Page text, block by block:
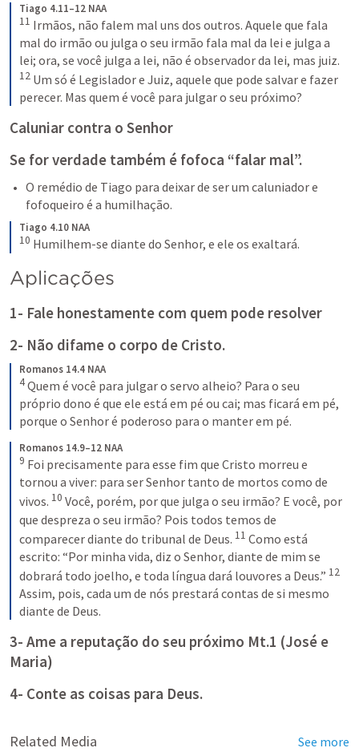
Tiago 4.11–12 NAA
11 Irmãos, não falem mal uns dos outros. Aquele que fala
mal do irmão ou julga o seu irmão fala mal da lei e julga a
12 Um só é Legislador e Juiz, aquele que pode salvar e fazer
perecer. Mas quem é você para julgar o seu próximo?
Caluniar contra o Senhor
Se for verdade também é fofoca “falar mal”.
O remédio de Tiago para deixar de ser um caluniador e
fofoqueiro é a humilhação.
Tiago 4.10 NAA
10 Humilhem-se diante do Senhor, e ele os exaltará.
Aplicações
1- Fale honestamente com quem pode resolver
2- Não difame o corpo de Cristo.
Romanos 14.4 NAA
4 Quem é você para julgar o servo alheio? Para o seu
próprio dono é que ele está em pé ou cai; mas ficará em pé,
porque o Senhor é poderoso para o manter em pé.
Romanos 14.9–12 NAA
9 Foi precisamente para esse fim que Cristo morreu e
tornou a viver: para ser Senhor tanto de mortos como de
vivos. 10 Você, porém, por que julga o seu irmão? E você, por
que despreza o seu irmão? Pois todos temos de
comparecer diante do tribunal de Deus. 11 Como está
escrito: “Por minha vida, diz o Senhor, diante de mim se
dobrará todo joelho, e toda língua dará louvores a Deus.” 12
Assim, pois, cada um de nós prestará contas de si mesmo
diante de Deus.
3- Ame a reputação do seu próximo Mt.1 (José e
Maria)
4- Conte as coisas para Deus.
Related Media See more